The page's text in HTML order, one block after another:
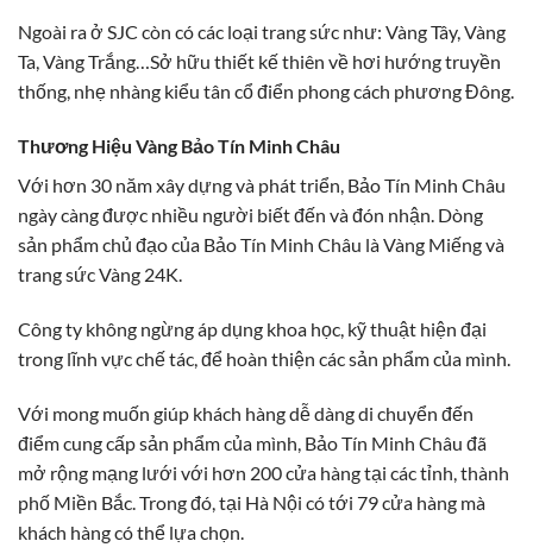
Ngoài ra ở SJC còn có các loại trang sức như: Vàng Tây, Vàng
Ta, Vàng Trắng…Sở hữu thiết kế thiên về hơi hướng truyền
thống, nhẹ nhàng kiểu tân cổ điển phong cách phương Đông.
Thương Hiệu Vàng Bảo Tín Minh Châu
Với hơn 30 năm xây dựng và phát triển, Bảo Tín Minh Châu
ngày càng được nhiều người biết đến và đón nhận. Dòng
sản phẩm chủ đạo của Bảo Tín Minh Châu là Vàng Miếng và
trang sức Vàng 24K.
Công ty không ngừng áp dụng khoa học, kỹ thuật hiện đại
trong lĩnh vực chế tác, để hoàn thiện các sản phẩm của mình.
Với mong muốn giúp khách hàng dễ dàng di chuyển đến
điểm cung cấp sản phẩm của mình, Bảo Tín Minh Châu đã
mở rộng mạng lưới với hơn 200 cửa hàng tại các tỉnh, thành
phố Miền Bắc. Trong đó, tại Hà Nội có tới 79 cửa hàng mà
khách hàng có thể lựa chọn.